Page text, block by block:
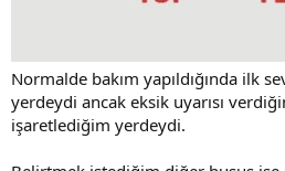
Normalde bakım yapıldığında ilk
yerdeydi ancak eksik uyarısı
işaretlediğim yerdeydi.